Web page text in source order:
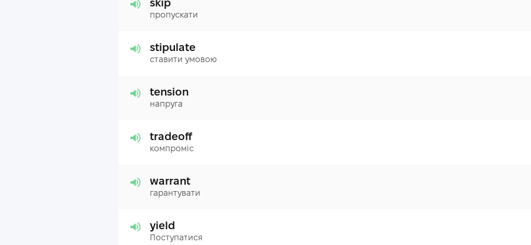
skip
пропускати
stipulate
ставити умовою
tension
напруга
tradeoff
компроміс
warrant
гарантувати
yield
Поступатися